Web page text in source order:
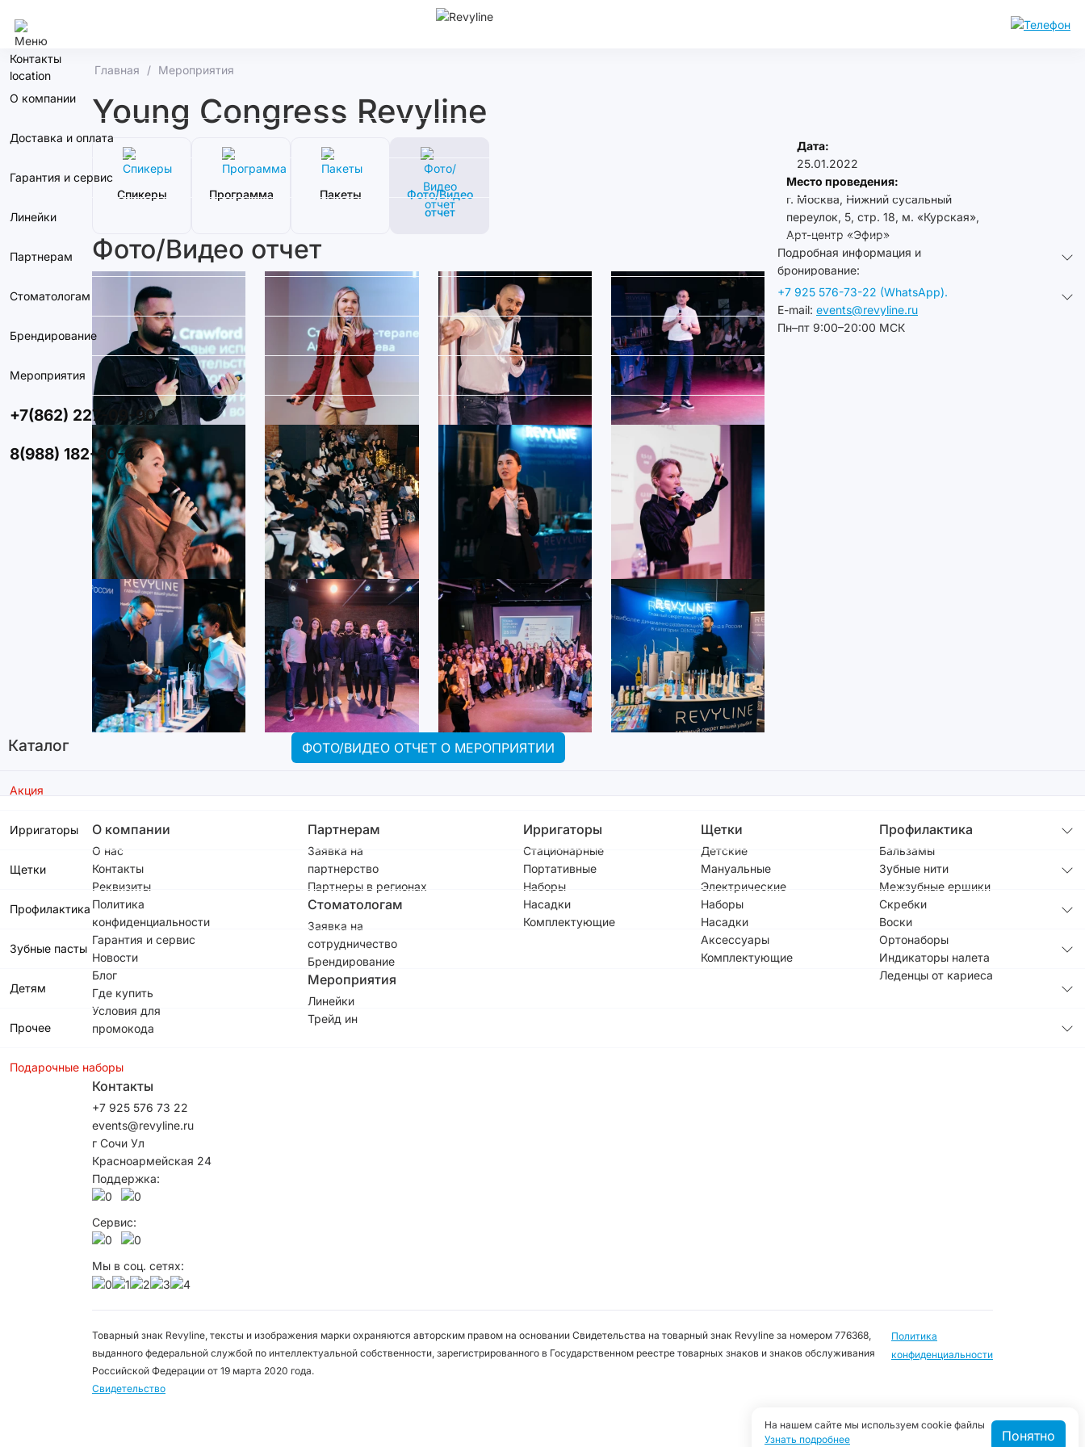
Контакты
О компании
Доставка и оплата
Гарантия и сервис
Линейки
Партнерам
Стоматологам
Брендирование
Мероприятия
+7(862) 227-09-90
8(988) 182-80-64
Каталог
Акция
Ирригаторы
Щетки
Профилактика
Зубные пасты
Детям
Прочее
Подарочные наборы
Главная Мероприятия
Young Сongress Revyline
Спикеры Программа Пакеты
Фото/Видео
отчет
Фото/Видео отчет
ФОТО/ВИДЕО ОТЧЕТ О МЕРОПРИЯТИИ
Дата:
25.01.2022
Место проведения:
г. Москва, Нижний сусальный
переулок, 5, стр. 18, м. «Курская»,
Арт-центр «Эфир»
Подробная информация и
бронирование:
+7 925 576-73-22 (WhatsApp).
E-mail: events@revyline.ru
Пн–пт 9:00–20:00 МСК
О компании
О нас
Контакты
Реквизиты
Политика
конфиденциальности
Гарантия и сервис
Новости
Блог
Где купить
Условия для
промокода
Партнерам
Заявка на
партнерство
Партнеры в регионах
Стоматологам
Заявка на
сотрудничество
Брендирование
Мероприятия
Линейки
Трейд ин
Ирригаторы
Стационарные
Портативные
Наборы
Насадки
Комплектующие
Щетки
Детские
Мануальные
Электрические
Наборы
Насадки
Аксессуары
Комплектующие
Профилактика
Бальзамы
Зубные нити
Межзубные ершики
Скребки
Воски
Ортонаборы
Индикаторы налета
Леденцы от кариеса
Контакты
+7 925 576 73 22
events@revyline.ru
г Сочи Ул
Красноармейская 24
Поддержка:
Сервис:
Мы в соц. сетях:
Товарный знак Revyline, тексты и изображения марки охраняются авторским правом на основании Свидетельства на товарный знак Revyline за номером 776368,
выданного федеральной службой по интеллектуальной собственности, зарегистрированного в Государственном реестре товарных знаков и знаков обслуживания
Российской Федерации от 19 марта 2020 года.
Свидетельство
Политика
конфиденциальности
На нашем сайте мы используем cookie файлы
Узнать подробнее
Понятно